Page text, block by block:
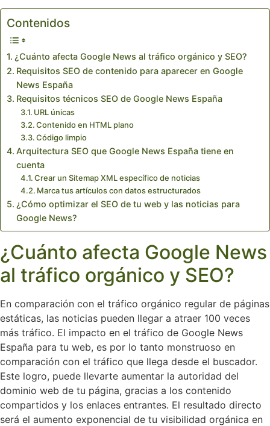
Contenidos
¿Cuánto afecta Google News al tráfico orgánico y SEO?
Requisitos SEO de contenido para aparecer en Google
News España
Requisitos técnicos SEO de Google News España
URL únicas
Contenido en HTML plano
Código limpio
Arquitectura SEO que Google News España tiene en
cuenta
Crear un Sitemap XML específico de noticias
Marca tus artículos con datos estructurados
¿Cómo optimizar el SEO de tu web y las noticias para
Google News?
¿Cuánto afecta Google News
al tráfico orgánico y SEO?
En comparación con el tráfico orgánico regular de páginas
estáticas, las noticias pueden llegar a atraer 100 veces
más tráfico. El impacto en el tráfico de Google News
España para tu web, es por lo tanto monstruoso en
comparación con el tráfico que llega desde el buscador.
Este logro, puede llevarte aumentar la autoridad del
dominio web de tu página, gracias a los contenido
compartidos y los enlaces entrantes. El resultado directo
será el aumento exponencial de tu visibilidad orgánica en